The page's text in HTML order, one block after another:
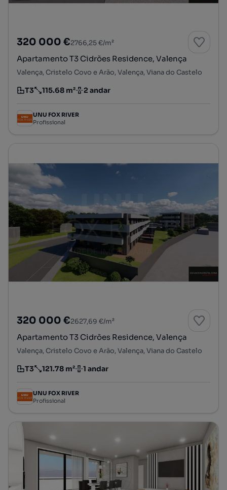
320 000 €2766,25 €/m²
Apartamento T3 Cidrões Residence, Valença
Valença, Cristelo Covo e Arão, Valença, Viana do Castelo
Tipologia
T3
Preço por metro quadrado
115.68 m²
Andar 2 andar
UNU FOX RIVER
Profissional
320 000 €2627,69 €/m²
Apartamento T3 Cidrões Residence, Valença
Valença, Cristelo Covo e Arão, Valença, Viana do Castelo
Tipologia
T3
Preço por metro quadrado
121.78 m²
Andar 1 andar
UNU FOX RIVER
Profissional